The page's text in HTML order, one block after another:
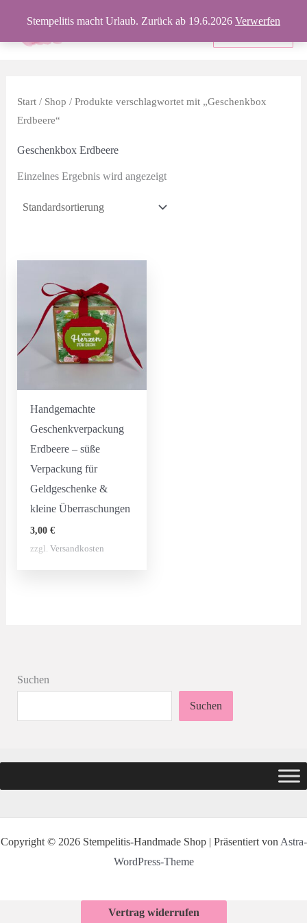
Stempelitis macht Urlaub. Zurück ab 19.6.2026 Verwerfen
springen
Produkte
Start/ Shop / Produkte verschlagwortet mit „Geschenkbox
Erdbeere“
Geschenkbox Erdbeere
Einzelnes Ergebnis wird angezeigt
Handgemachte
Geschenkverpackung
Erdbeere – süße
Verpackung für
Geldgeschenke &
kleine Überraschungen
3,00 €
zzgl. Versandkosten
Suchen
Suchen
Copyright © 2026 Stempelitis-Handmade Shop | Präsentiert von Astra-
WordPress-Theme
Vertrag widerrufen